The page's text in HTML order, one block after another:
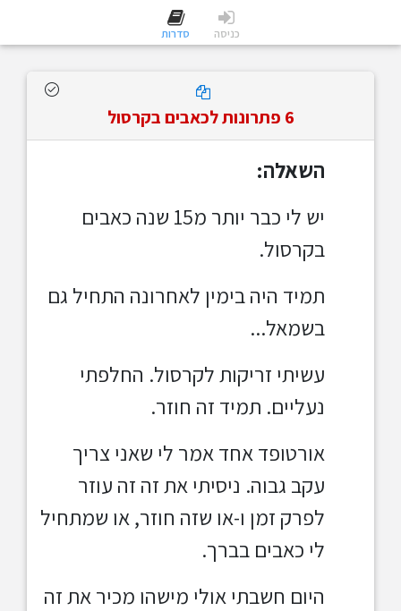
כניסה סדרות
6 פתרונות לכאבים בקרסול
השאלה:
יש לי כבר יותר מ15 שנה כאבים
בקרסול.
תמיד היה בימין לאחרונה התחיל גם
בשמאל...
עשיתי זריקות לקרסול. החלפתי
נעליים. תמיד זה חוזר.
אורטופד אחד אמר לי שאני צריך
עקב גבוה. ניסיתי את זה זה עוזר
לפרק זמן ו-או שזה חוזר, או שמתחיל
לי כאבים בברך.
היום חשבתי אולי מישהו מכיר את זה